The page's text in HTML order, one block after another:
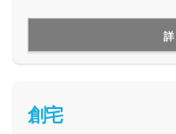
い資金計画を立てるとこ
寄り添うデザイン設計、
生に寄り添う住まいづく
創宅